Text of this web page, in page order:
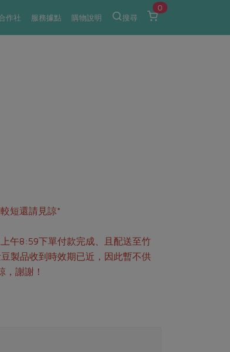
作社 服務據點 購物說明 搜尋
0
短還請見諒*
午8:59下單付款完成、且配送至竹
製品收到時效期已近，因此暫不供
，謝謝！